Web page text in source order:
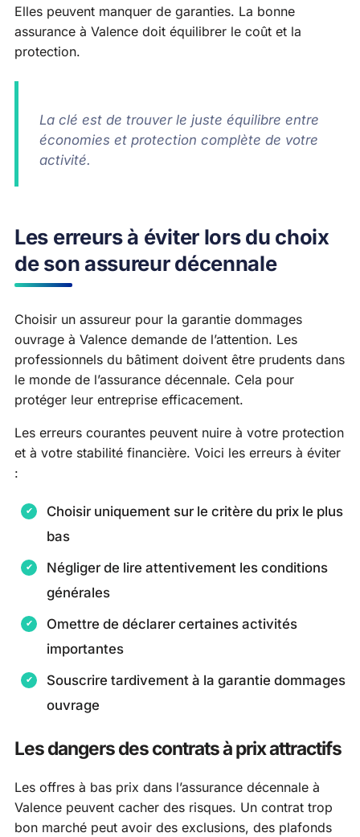
Elles peuvent manquer de garanties. La bonne
assurance à Valence doit équilibrer le coût et la
protection.
La clé est de trouver le juste équilibre entre
économies et protection complète de votre
activité.
Les erreurs à éviter lors du choix
de son assureur décennale
Choisir un assureur pour la garantie dommages
ouvrage à Valence demande de l’attention. Les
professionnels du bâtiment doivent être prudents dans
le monde de l’assurance décennale. Cela pour
protéger leur entreprise efficacement.
Les erreurs courantes peuvent nuire à votre protection
et à votre stabilité financière. Voici les erreurs à éviter
:
Choisir uniquement sur le critère du prix le plus
bas
Négliger de lire attentivement les conditions
générales
Omettre de déclarer certaines activités
importantes
Souscrire tardivement à la garantie dommages
ouvrage
Les dangers des contrats à prix attractifs
Les offres à bas prix dans l’assurance décennale à
Valence peuvent cacher des risques. Un contrat trop
bon marché peut avoir des exclusions, des plafonds